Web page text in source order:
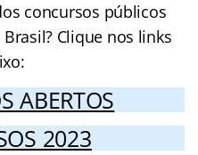
concursos públicos
Clique nos links
ABERTOS
2023